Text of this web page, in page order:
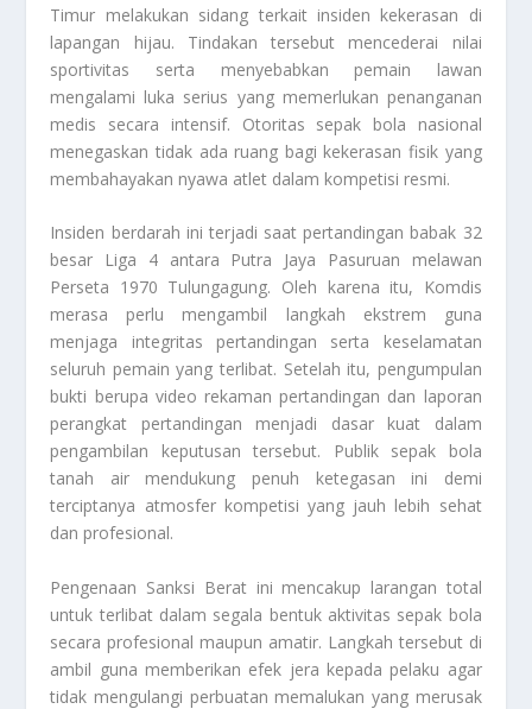
Timur melakukan sidang terkait insiden kekerasan di
lapangan hijau. Tindakan tersebut mencederai nilai
sportivitas serta menyebabkan pemain lawan
mengalami luka serius yang memerlukan penanganan
medis secara intensif. Otoritas sepak bola nasional
menegaskan tidak ada ruang bagi kekerasan fisik yang
membahayakan nyawa atlet dalam kompetisi resmi.
Insiden berdarah ini terjadi saat pertandingan babak 32
besar Liga 4 antara Putra Jaya Pasuruan melawan
Perseta 1970 Tulungagung. Oleh karena itu, Komdis
merasa perlu mengambil langkah ekstrem guna
menjaga integritas pertandingan serta keselamatan
seluruh pemain yang terlibat. Setelah itu, pengumpulan
bukti berupa video rekaman pertandingan dan laporan
perangkat pertandingan menjadi dasar kuat dalam
pengambilan keputusan tersebut. Publik sepak bola
tanah air mendukung penuh ketegasan ini demi
terciptanya atmosfer kompetisi yang jauh lebih sehat
dan profesional.
Pengenaan Sanksi Beratini mencakup larangan total
untuk terlibat dalam segala bentuk aktivitas sepak bola
secara profesional maupun amatir. Langkah tersebut di
ambil guna memberikan efek jera kepada pelaku agar
tidak mengulangi perbuatan memalukan yang merusak